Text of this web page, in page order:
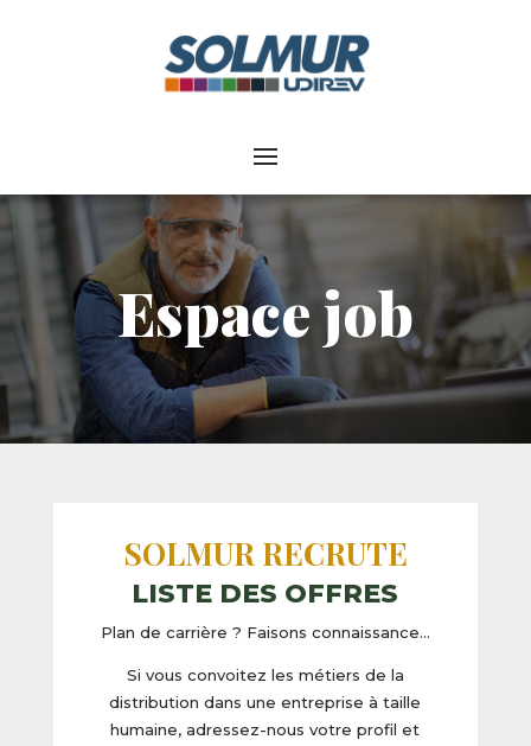
Espace job
SOLMUR RECRUTE
LISTE DES OFFRES
Plan de carrière ? Faisons connaissance…
Si vous convoitez les métiers de la
distribution dans une entreprise à taille
humaine, adressez-nous votre profil et